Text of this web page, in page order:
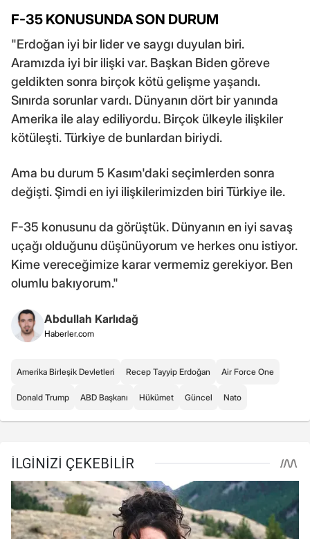
F-35 KONUSUNDA SON DURUM
"Erdoğan iyi bir lider ve saygı duyulan biri.
Aramızda iyi bir ilişki var. Başkan Biden göreve
geldikten sonra birçok kötü gelişme yaşandı.
Sınırda sorunlar vardı. Dünyanın dört bir yanında
Amerika ile alay ediliyordu. Birçok ülkeyle ilişkiler
kötüleşti. Türkiye de bunlardan biriydi.
Ama bu durum 5 Kasım'daki seçimlerden sonra
değişti. Şimdi en iyi ilişkilerimizden biri Türkiye ile.
F-35 konusunu da görüştük. Dünyanın en iyi savaş
uçağı olduğunu düşünüyorum ve herkes onu istiyor.
Kime vereceğimize karar vermemiz gerekiyor. Ben
olumlu bakıyorum."
Abdullah Karlıdağ
Haberler.com
Amerika Birleşik Devletleri Recep Tayyip Erdoğan Air Force One
Donald Trump ABD Başkanı Hükümet Güncel Nato